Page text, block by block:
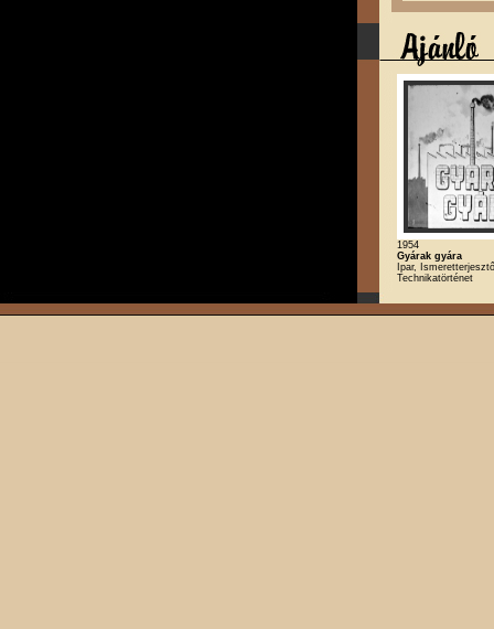
1954
Gyárak gyára
Ipar,
Technikatörténet